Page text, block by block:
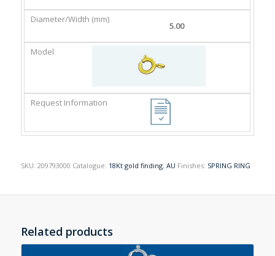
5.00
SKU: 209793000 Catalogue: 18Kt gold finding, AU Finishes: SPRING RING
Related products